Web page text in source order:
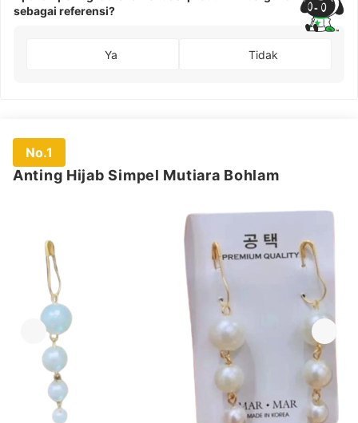
sebagai referensi?
Ya Tidak
No.1
Anting Hijab Simpel Mutiara Bohlam